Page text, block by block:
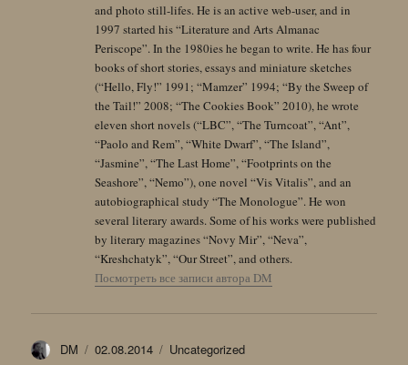
and photo still-lifes. He is an active web-user, and in
1997 started his “Literature and Arts Almanac
Periscope”. In the 1980ies he began to write. He has four
books of short stories, essays and miniature sketches
(“Hello, Fly!” 1991; “Mamzer” 1994; “By the Sweep of
the Tail!” 2008; “The Cookies Book” 2010), he wrote
eleven short novels (“LBC”, “The Turncoat”, “Ant”,
“Paolo and Rem”, “White Dwarf”, “The Island”,
“Jasmine”, “The Last Home”, “Footprints on the
Seashore”, “Nemo”), one novel “Vis Vitalis”, and an
autobiographical study “The Monologue”. He won
several literary awards. Some of his works were published
by literary magazines “Novy Mir”, “Neva”,
“Kreshchatyk”, “Our Street”, and others.
Посмотреть все записи автора DM
Автор
DM Опубликовано
02.08.2014 Рубрики
Uncategorized